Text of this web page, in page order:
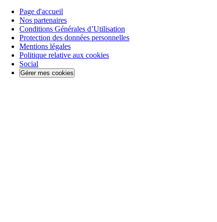
Page d'accueil
Nos partenaires
Conditions Générales d’Utilisation
Protection des données personnelles
Mentions légales
Politique relative aux cookies
Social
Gérer mes cookies